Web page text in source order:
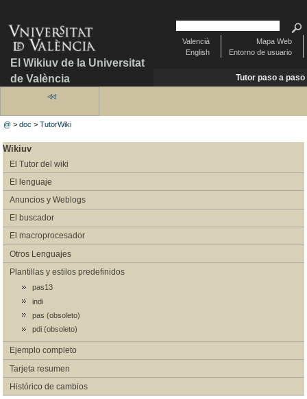
El Wikiuv de la Universitat
de València
Mapa Web
Entorno de usuario
Valencià
English
Tutor paso a paso
@ >doc >TutorWiki
Wikiuv
El Tutor del wiki
El lenguaje
Anuncios y Weblogs
El buscador
El macroprocesador
Otros Lenguajes
Plantillas y estilos predefinidos
pas13
indi
pas (obsoleto)
pdi (obsoleto)
Ejemplo completo
Tarjeta resumen
Histórico de cambios